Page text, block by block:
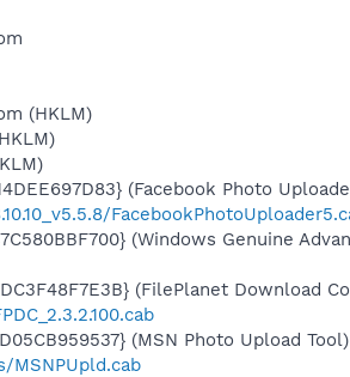
(HKLM)
(Facebook Photo
(Windows Genuine
(FilePlanet Download
(MSN Photo Upload